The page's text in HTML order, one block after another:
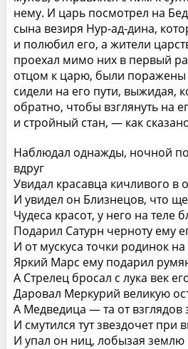
нему. И царь посмотрел на
сына везиря Нур-ад-дина,
и полюбил его, а жители
проехал мимо них в первый
отцом к царю, были поражены
сидели на его пути, выжидая,
обратно, чтобы взглянуть на
и стройный стан, — как
Наблюдал однажды, ночной
вдруг
Увидал красавца кичливого в
И увидел он Близнецов, что
Чудеса красот, у него на теле
Подарил Сатурн черноту ему
И от мускуса точки родинок на
Яркий Марс ему подарил
А Стрелец бросал с лука век
Даровал Меркурий великую
А Медведица — та от взглядов
И смутился тут звездочет при
И упал он ниц, лобызая землю